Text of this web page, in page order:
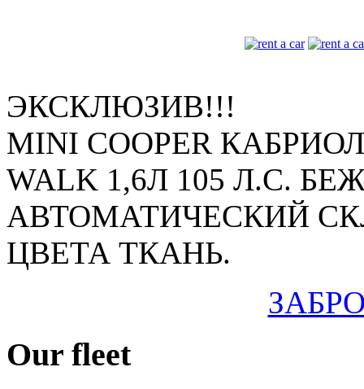
ЭКСКЛЮЗИВ!!!
MINI COOPER
WALK 1,6Л 105 Л.С.
АВТОМАТИЧЕСКИЙ
ЦВЕТА ТКАНЬ.
Our fleet